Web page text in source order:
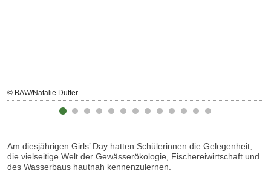
© BAW/Natalie Dutter
Am diesjährigen Girls’ Day hatten Schülerinnen die Gelegenheit,
die vielseitige Welt der Gewässerökologie, Fischereiwirtschaft und
des Wasserbaus hautnah kennenzulernen.